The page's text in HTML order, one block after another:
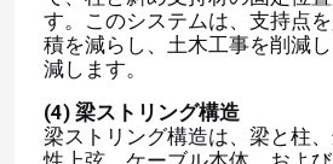
す。このシステムは、支持点
積を減らし、土木工事を削減
減します。
(4) 梁ストリング構造
梁ストリング構造は、梁と柱